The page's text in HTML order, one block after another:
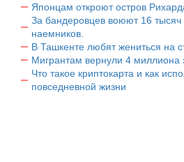
Японцам откроют остров
За бандеровцев воюют 16 тысяч
наемников.
В Ташкенте любят жениться на
Мигрантам вернули 4 миллиона
Что такое криптокарта и как
повседневной жизни